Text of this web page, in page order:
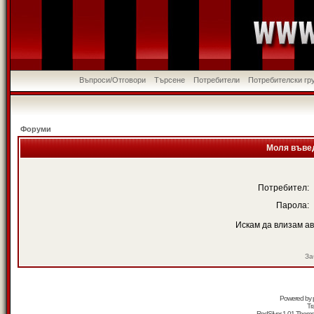
Въпроси/Отговори Търсене Потребители Потребителски
Форуми
Моля
Потребител:
Парола:
Искам да влизам
Powered by